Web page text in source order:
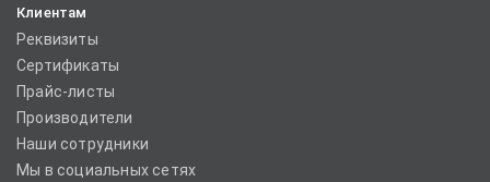
Клиентам
Реквизиты
Сертификаты
Прайс-листы
Производители
Наши сотрудники
Мы в социальных сетях